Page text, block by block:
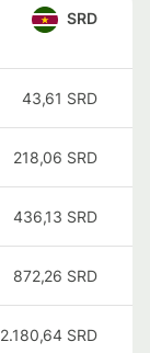
SRD
43,61 SRD
218,06 SRD
436,13 SRD
872,26 SRD
2.180,64 SRD